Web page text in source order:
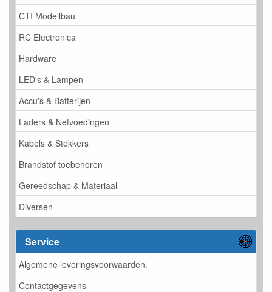
CTI Modellbau
RC Electronica
Hardware
LED's & Lampen
Accu's & Batterijen
Laders & Netvoedingen
Kabels & Stekkers
Brandstof toebehoren
Gereedschap & Materiaal
Diversen
Service
Algemene leveringsvoorwaarden.
Contactgegevens